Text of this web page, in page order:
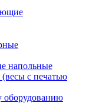
напольные
с печатью
оборудованию